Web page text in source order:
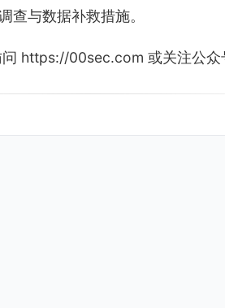
查与数据补救措施。
https://00sec.com 或关注公众